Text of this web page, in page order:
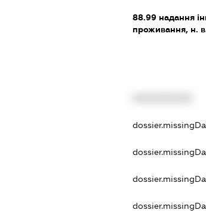
88.99 надання
проживання, н. в.